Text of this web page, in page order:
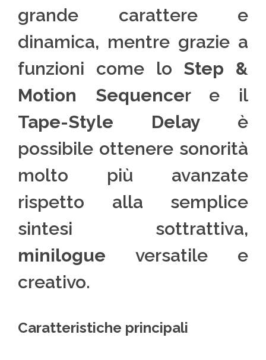
grande carattere e
dinamica, mentre grazie a
funzioni come lo Step &
Motion Sequencer e il
Tape-Style Delay è
possibile ottenere sonorità
molto più avanzate
rispetto alla semplice
sintesi sottrattiva,
minilogue versatile e
creativo.
Caratteristiche principali